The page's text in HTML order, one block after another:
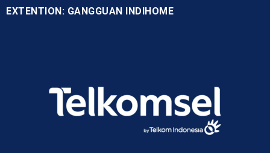
EXTENTION: GANGGUAN INDIHOME